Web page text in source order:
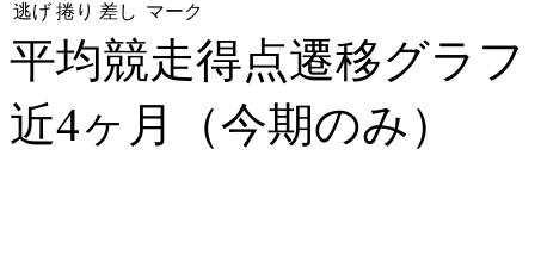
逃げ 捲り 差し マーク
平均競走得点遷移グラ
近4ヶ月（今期のみ）